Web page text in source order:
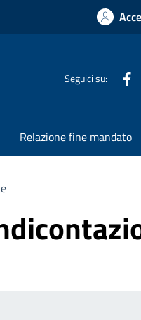
Seguici su:
Relazione fine mandato